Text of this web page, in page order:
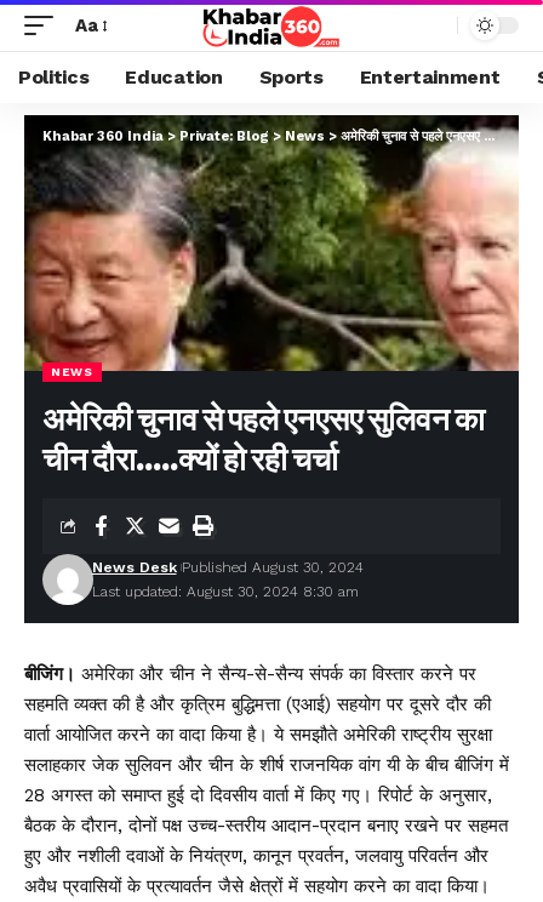
Aa
Politics Education Sports Entertainment
Khabar 360 India>Private: Blog >News >अमेरिकी चुनाव से पहले एनएसए सुलिवन का चीन दौरा…..क्यों हो रही चर्चा
NEWS
अमेरिकी चुनाव से पहले एनएसए सुलिवन का
चीन दौरा…..क्यों हो रही चर्चा
Last updated: August 30, 2024 8:30 am
News Desk Published August 30, 2024
बीजिंग। अमेरिका और चीन ने सैन्य-से-सैन्य संपर्क का विस्तार करने पर
सहमति व्यक्त की है और कृत्रिम बुद्धिमत्ता (एआई) सहयोग पर दूसरे दौर की
वार्ता आयोजित करने का वादा किया है। ये समझौते अमेरिकी राष्ट्रीय सुरक्षा
सलाहकार जेक सुलिवन और चीन के शीर्ष राजनयिक वांग यी के बीच बीजिंग में
28 अगस्त को समाप्त हुई दो दिवसीय वार्ता में किए गए। रिपोर्ट के अनुसार,
बैठक के दौरान, दोनों पक्ष उच्च-स्तरीय आदान-प्रदान बनाए रखने पर सहमत
हुए और नशीली दवाओं के नियंत्रण, कानून प्रवर्तन, जलवायु परिवर्तन और
अवैध प्रवासियों के प्रत्यावर्तन जैसे क्षेत्रों में सहयोग करने का वादा किया।